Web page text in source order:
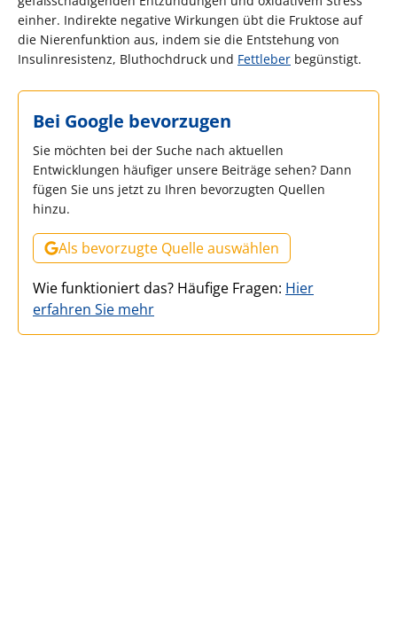
einher. Indirekte negative Wirkungen übt die Fruktose auf
die Nierenfunktion aus, indem sie die Entstehung von
Insulinresistenz, Bluthochdruck und Fettleber begünstigt.
Bei Google bevorzugen
Sie möchten bei der Suche nach aktuellen
Entwicklungen häufiger unsere Beiträge sehen? Dann
fügen Sie uns jetzt zu Ihren bevorzugten Quellen
hinzu.
Als bevorzugte Quelle auswählen
Wie funktioniert das? Häufige Fragen: Hier
erfahren Sie mehr